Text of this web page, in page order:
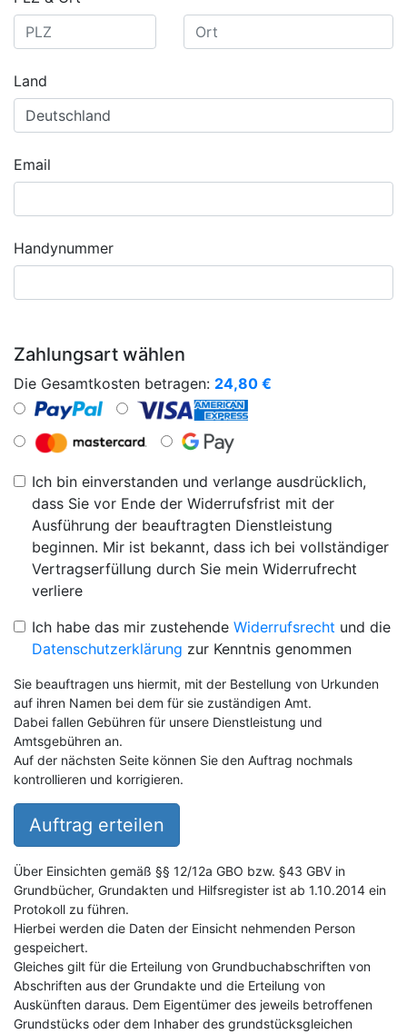
Land
Email
Handynummer
Zahlungsart wählen
Die Gesamtkosten betragen: 24,80 €
Ich bin einverstanden und verlange ausdrücklich,
dass Sie vor Ende der Widerrufsfrist mit der
Ausführung der beauftragten Dienstleistung
beginnen. Mir ist bekannt, dass ich bei vollständiger
Vertragserfüllung durch Sie mein Widerrufrecht
verliere
Ich habe das mir zustehende Widerrufsrecht und die
Datenschutzerklärung zur Kenntnis genommen
Sie beauftragen uns hiermit, mit der Bestellung von Urkunden
auf ihren Namen bei dem für sie zuständigen Amt.
Dabei fallen Gebühren für unsere Dienstleistung und
Amtsgebühren an.
Auf der nächsten Seite können Sie den Auftrag nochmals
kontrollieren und korrigieren.
Auftrag erteilen
Über Einsichten gemäß §§ 12/12a GBO bzw. §43 GBV in
Grundbücher, Grundakten und Hilfsregister ist ab 1.10.2014 ein
Protokoll zu führen.
Hierbei werden die Daten der Einsicht nehmenden Person
gespeichert.
Gleiches gilt für die Erteilung von Grundbuchabschriften von
Abschriften aus der Grundakte und die Erteilung von
Auskünften daraus. Dem Eigentümer des jeweils betroffenen
Grundstücks oder dem Inhaber des grundstücksgleichen